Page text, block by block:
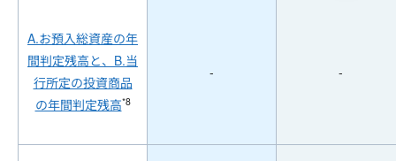
A.お預入総資産の年
間判定残高と、B.当
行所定の投資商品
の年間判定残高*8
- -